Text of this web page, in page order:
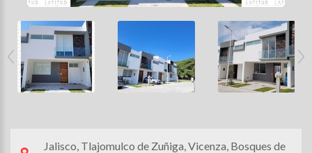
Jalisco, Tlajomulco de Zuñiga, Vicenza, Bosques de